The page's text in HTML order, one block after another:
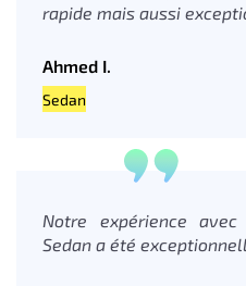
rapide mais aussi
Ahmed I.
Sedan
Notre expérience
Sedan a été